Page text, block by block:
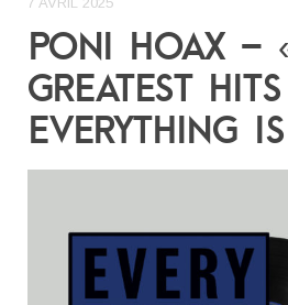
PONI HOAX –
GREATEST
EVERYTHING